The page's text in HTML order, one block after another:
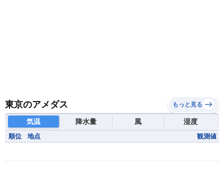
東京のアメダス もっと見る
気温 降水量 風 湿度
順位 地点 観測値